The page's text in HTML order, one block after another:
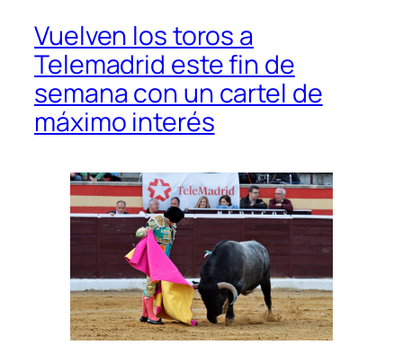
Vuelven los toros a
Telemadrid este fin de
semana con un cartel de
máximo interés